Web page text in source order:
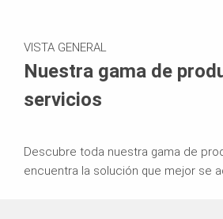
VISTA GENERAL
Nuestra gama de
servicios
Descubre toda nuestra gama de
encuentra la solución que mejor se